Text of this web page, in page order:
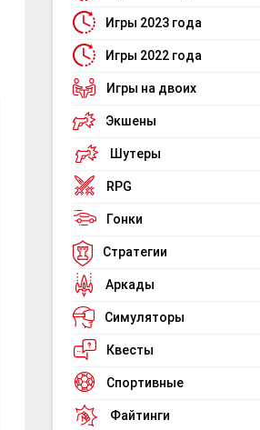
Игры 2023 года
Игры 2022 года
Игры на двоих
Экшены
Шутеры
RPG
Гонки
Стратегии
Аркады
Симуляторы
Квесты
Спортивные
Файтинги